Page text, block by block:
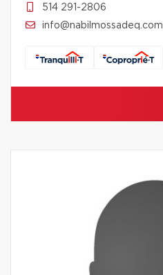
514 291-2806
info@nabilmossadeq.com